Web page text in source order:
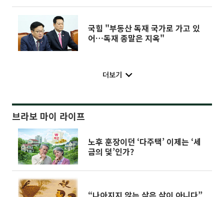
국힘 "부동산 독재 국가로 가고 있
어…독재 종말은 지옥"
더보기
브라보 마이 라이프
노후 훈장이던 ‘다주택’ 이제는 ‘세
금의 덫’인가?